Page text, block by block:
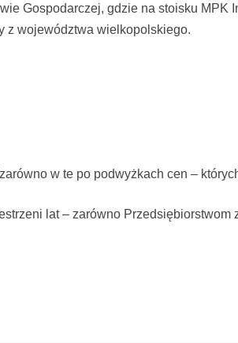
Gospodarczej, gdzie na stoisku MPK
z województwa wielkopolskiego.
w te po podwyżkach cen –
lat – zarówno Przedsiębiorstwom